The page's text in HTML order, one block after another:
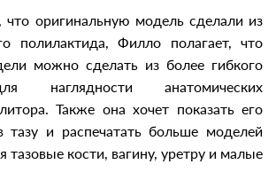
что оригинальную модель сделали из
полилактида, Филло полагает, что
можно сделать из более гибкого
наглядности анатомических
Также она хочет показать его
тазу и распечатать больше моделей
тазовые кости, вагину, уретру и малые